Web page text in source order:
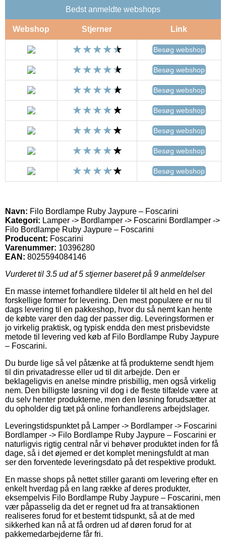
Bedst anmeldte webshops
Webshop Stjerner Link
Besøg webshop
Besøg webshop
Besøg webshop
Besøg webshop
Besøg webshop
Besøg webshop
Besøg webshop
Navn: Filo Bordlampe Ruby Jaypure – Foscarini
Kategori: Lamper -> Bordlamper -> Foscarini Bordlamper ->
Filo Bordlampe Ruby Jaypure – Foscarini
Producent: Foscarini
Varenummer: 10396280
EAN: 8025594084146
Vurderet til 3.5 ud af 5 stjerner baseret på 9 anmeldelser
En masse internet forhandlere tildeler til alt held en hel del
forskellige former for levering. Den mest populære er nu til
dags levering til en pakkeshop, hvor du så nemt kan hente
de købte varer den dag der passer dig. Leveringsformen er
jo virkelig praktisk, og typisk endda den mest prisbevidste
metode til levering ved køb af Filo Bordlampe Ruby Jaypure
– Foscarini.
Du burde lige så vel påtænke at få produkterne sendt hjem
til din privatadresse eller ud til dit arbejde. Den er
beklageligvis en anelse mindre prisbillig, men også virkelig
nem. Den billigste løsning vil dog i de fleste tilfælde være at
du selv henter produkterne, men den løsning forudsætter at
du opholder dig tæt på online forhandlerens arbejdslager.
Leveringstidspunktet på Lamper -> Bordlamper -> Foscarini
Bordlamper -> Filo Bordlampe Ruby Jaypure – Foscarini er
naturligvis rigtig central når vi behøver produktet inden for få
dage, så i det øjemed er det komplet meningsfuldt at man
ser den forventede leveringsdato på det respektive produkt.
En masse shops på nettet stiller garanti om levering efter en
enkelt hverdag på en lang række af deres produkter,
eksempelvis Filo Bordlampe Ruby Jaypure – Foscarini, men
vær påpasselig da det er regnet ud fra at transaktionen
realiseres forud for et bestemt tidspunkt, så at de med
sikkerhed kan nå at få ordren ud af døren forud for at
pakkemedarbejderne får fri.